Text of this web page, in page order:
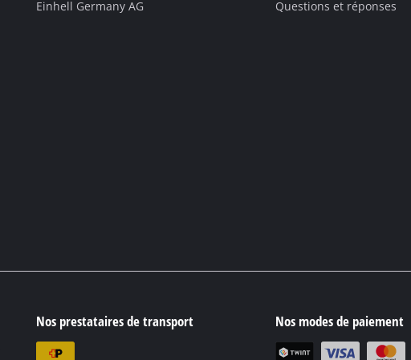
Einhell Germany AG Questions et réponses
Nos prestataires de transport Nos modes de paiement